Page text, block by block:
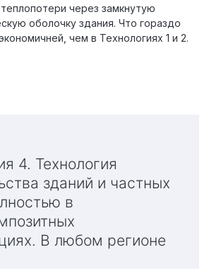
через замкнутую
оболочку здания. Что гораздо
чем в Технологиях 1 и 2.
зданий и частных
в
В любом регионе